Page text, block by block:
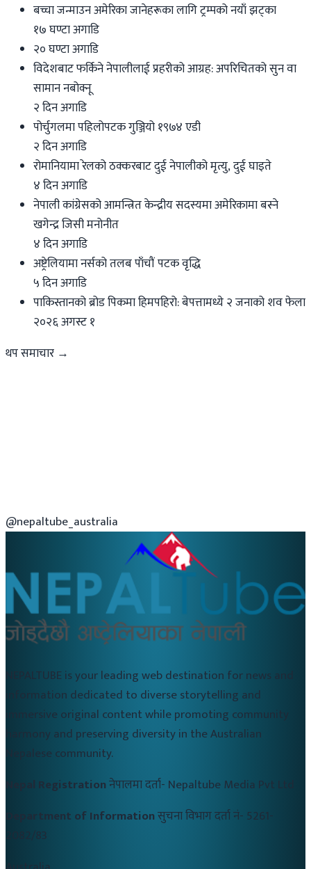
बच्चा जन्माउन अमेरिका जानेहरूका लागि ट्रम्पको नयाँ झट्का
१७ घण्टा अगाडि
२० घण्टा अगाडि
विदेशबाट फर्किने नेपालीलाई प्रहरीको आग्रह: अपरिचितको सुन वा
सामान नबोक्नू
२ दिन अगाडि
पोर्चुगलमा पहिलोपटक गुञ्जियो १९७४ एडी
२ दिन अगाडि
रोमानियामा रेलको ठक्करबाट दुई नेपालीको मृत्यु, दुई घाइते
४ दिन अगाडि
नेपाली कांग्रेसको आमन्त्रित केन्द्रीय सदस्यमा अमेरिकामा बस्ने
खगेन्द्र जिसी मनोनीत
४ दिन अगाडि
अष्ट्रेलियामा नर्सको तलब पाँचौं पटक वृद्धि
५ दिन अगाडि
पाकिस्तानको ब्रोड पिकमा हिमपहिरो: बेपत्तामध्ये २ जनाको शव फेला
२०२६ अगस्ट १
थप समाचार →
@nepaltube_australia
NEPALTUBE is your leading web destination for news and
information dedicated to diverse storytelling and
immersive original content while promoting community
harmony and preserving diversity in the Australian
Nepalese community.
Nepal Registrationनेपालमा दर्ता- Nepaltube Media Pvt Ltd
Department of Informationसुचना विभाग दर्ता नं- 5261-
2082/83